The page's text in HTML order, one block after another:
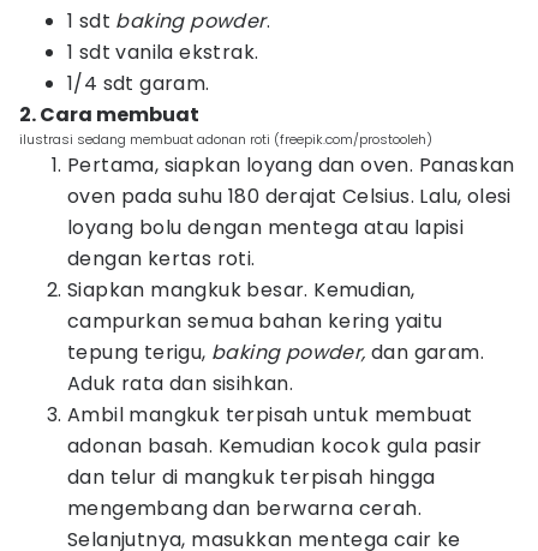
1 sdt baking powder.
1 sdt vanila ekstrak.
1/4 sdt garam.
2. Cara membuat
ilustrasi sedang membuat adonan roti (freepik.com/prostooleh)
Pertama, siapkan loyang dan oven. Panaskan
oven pada suhu 180 derajat Celsius. Lalu, olesi
loyang bolu dengan mentega atau lapisi
dengan kertas roti.
Siapkan mangkuk besar. Kemudian,
campurkan semua bahan kering yaitu
tepung terigu, baking powder,dan garam.
Aduk rata dan sisihkan.
Ambil mangkuk terpisah untuk membuat
adonan basah. Kemudian kocok gula pasir
dan telur di mangkuk terpisah hingga
mengembang dan berwarna cerah.
Selanjutnya, masukkan mentega cair ke